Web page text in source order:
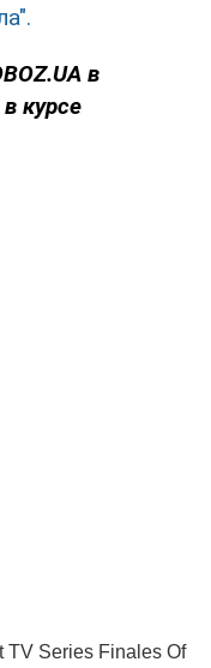
в
курсе